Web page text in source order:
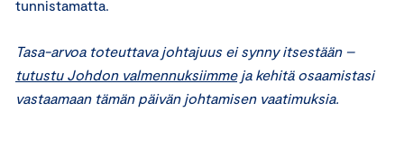
tunnistamatta.
Tasa-arvoa toteuttava johtajuus ei synny itsestään –
tutustu Johdon valmennuksiimmeja kehitä osaamistasi
vastaamaan tämän päivän johtamisen vaatimuksia.